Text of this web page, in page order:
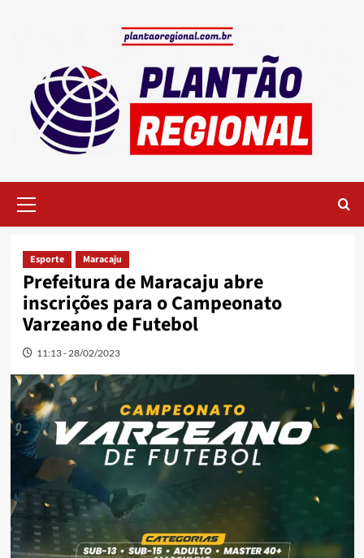
Menu
Esporte Maracaju
Prefeitura de Maracaju abre
inscrições para o Campeonato
Varzeano de Futebol
11:13 - 28/02/2023